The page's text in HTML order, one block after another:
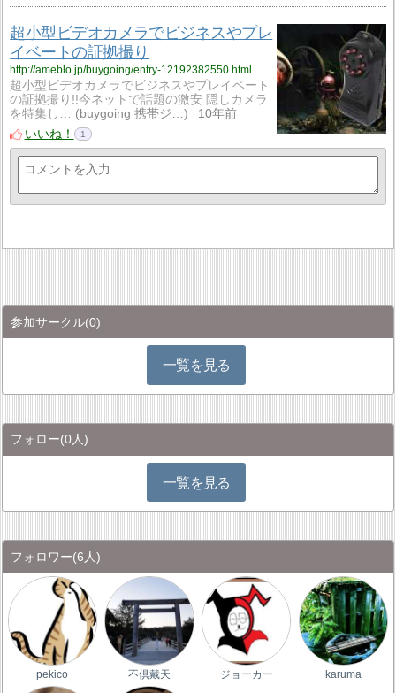
超小型ビデオカメラでビジネスやプレ
イベートの証拠撮り
http://ameblo.jp/buygoing/entry-12192382550.html
超小型ビデオカメラでビジネスやプレイベート
の証拠撮り!!今ネットで話題の激安 隠しカメラ
を特集し…
buygoing 携帯ジ…
10年前
いいね！
1
参加サークル(0)
一覧を見る
フォロー(0人)
一覧を見る
フォロワー(6人)
pekico 不倶戴天 ジョーカー karuma